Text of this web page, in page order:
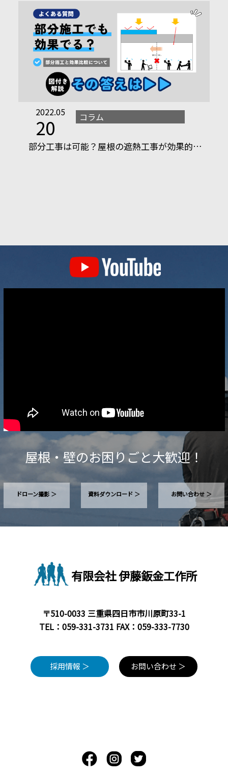
2022.05
20 コラム
部分工事は可能？屋根の遮熱工事が効果的…
屋根・壁のお困りごと大歓迎！
ドローン撮影 ＞ 資料ダウンロード ＞ お問い合わせ ＞
有限会社 伊藤鈑金工作所
〒510-0033 三重県四日市市川原町33-1
TEL： 059-331-3731 FAX：059-333-7730
採用情報 ＞ お問い合わせ ＞